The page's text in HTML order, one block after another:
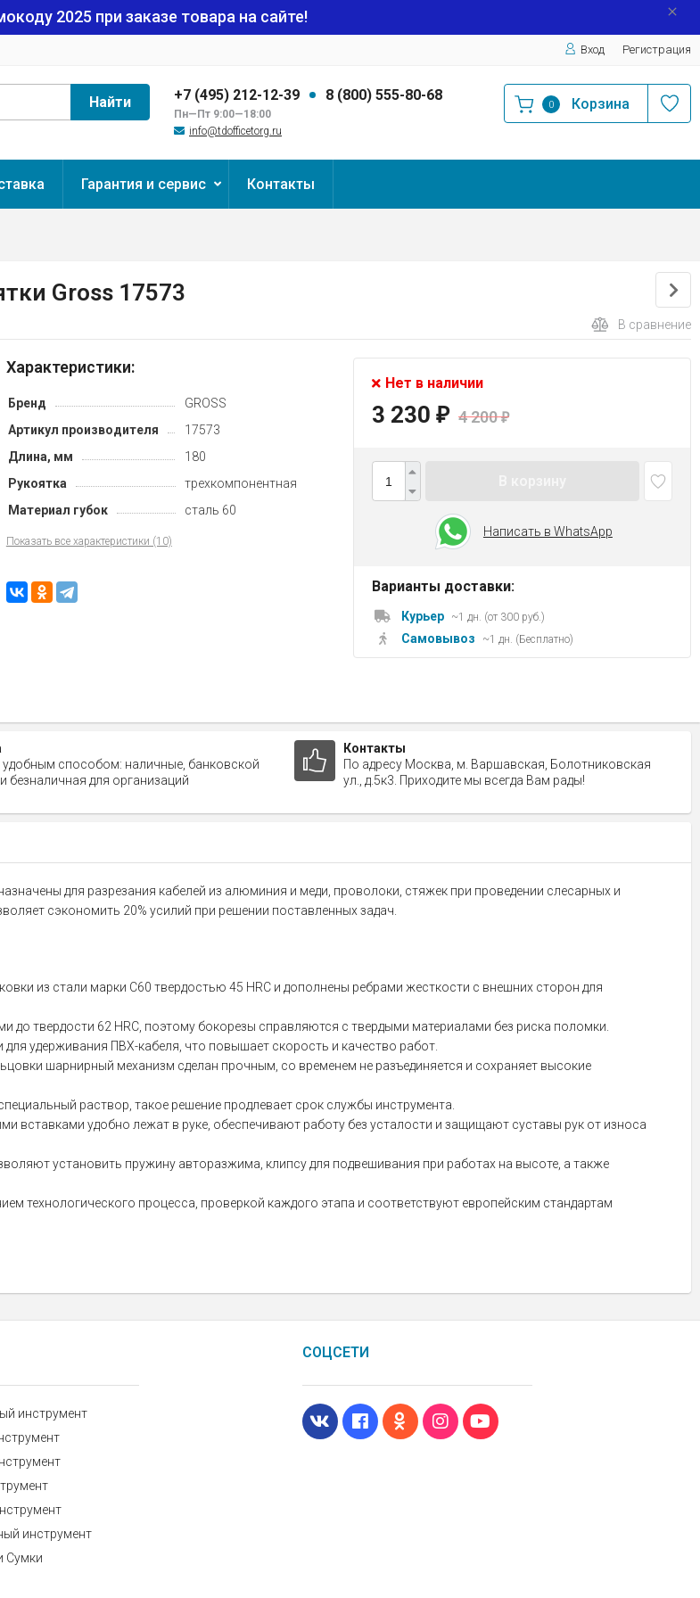
2025 при заказе товара на сайте!
Вход Регистрация
+7 (495) 212-12-39 8 (800) 555-80-68
Пн—Пт 9:00—18:00
info@tdofficetorg.ru
Найти 0 Корзина
Гарантия и сервис Контакты
Gross 17573
В сравнение
Характеристики:
Бренд
GROSS
Артикул производителя
17573
Длина, мм
180
Рукоятка
трехкомпонентная
Материал губок
сталь 60
Показать все характеристики (10)
Нет в наличии
3 230 ₽ 4 200₽
Написать в WhatsApp
Варианты доставки:
Курьер ~1 дн. (от 300 руб.)
Самовывоз ~1 дн. (Бесплатно)
удобным способом: наличные, банковской
безналичная для организаций
Контакты
По адресу Москва, м. Варшавская, Болотниковская
ул., д.5к3. Приходите мы всегда Вам рады!
для разрезания кабелей из алюминия и меди, проволоки, стяжек при проведении слесарных и
сэкономить 20% усилий при решении поставленных задач.
из стали марки C60 твердостью 45 HRC и дополнены ребрами жесткости с внешних сторон для
твердости 62 HRC, поэтому бокорезы справляются с твердыми материалами без риска поломки.
удерживания ПВХ-кабеля, что повышает скорость и качество работ.
шарнирный механизм сделан прочным, со временем не разъединяется и сохраняет высокие
раствор, такое решение продлевает срок службы инструмента.
удобно лежат в руке, обеспечивают работу без усталости и защищают суставы рук от износа
установить пружину авторазжима, клипсу для подвешивания при работах на высоте, а также
технологического процесса, проверкой каждого этапа и соответствуют европейским стандартам
инструмент
инструмент
Сумки
СОЦСЕТИ